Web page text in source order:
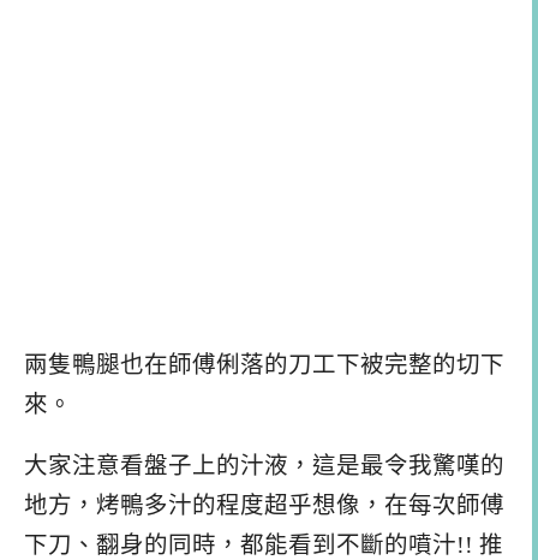
兩隻鴨腿也在師傅俐落的刀工下被完整的切下
來。
大家注意看盤子上的汁液，這是最令我驚嘆的
地方，烤鴨多汁的程度超乎想像，在每次師傅
下刀、翻身的同時，都能看到不斷的噴汁!! 推